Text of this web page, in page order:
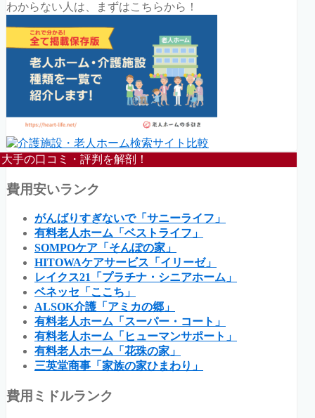
わからない人は、まずはこちらから！
大手の口コミ・評判を解剖！
費用安いランク
がんばりすぎないで「サニーライフ」
有料老人ホーム「ベストライフ」
SOMPOケア「そんぽの家」
HITOWAケアサービス「イリーゼ」
レイクス21「プラチナ・シニアホーム」
ベネッセ「ここち」
ALSOK介護「アミカの郷」
有料老人ホーム「スーパー・コート」
有料老人ホーム「ヒューマンサポート」
有料老人ホーム「花珠の家」
三英堂商事「家族の家ひまわり」
費用ミドルランク